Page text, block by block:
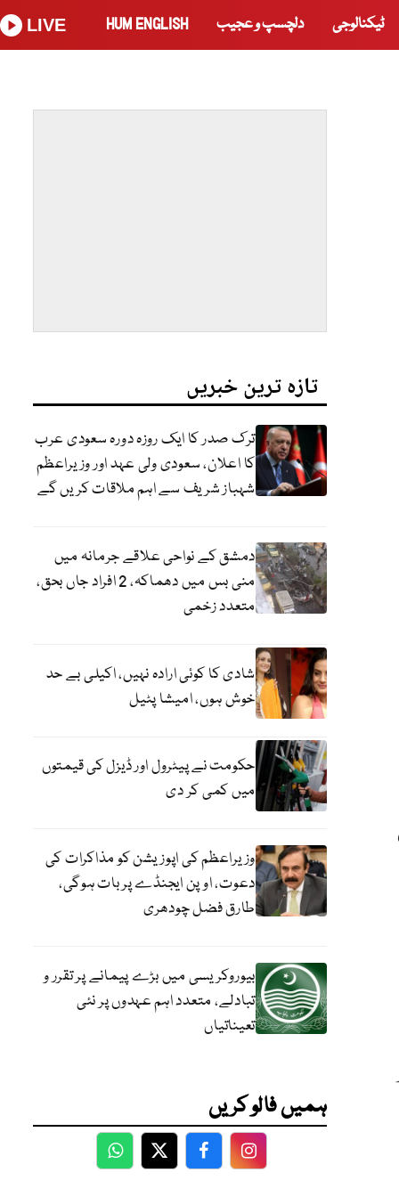
ٹیکنالوجی دلچسپ و عجیب HUM ENGLISH
LIVE
تازہ ترین خبریں
ترک صدر کا ایک روزہ دورہ سعودی عرب
کا اعلان، سعودی ولی عہد اور وزیراعظم
شہباز شریف سے اہم ملاقات کریں گے
دمشق کے نواحی علاقے جرمانہ میں
منی بس میں دھماکہ، 2 افراد جاں بحق،
متعدد زخمی
شادی کا کوئی ارادہ نہیں، اکیلی بے حد
خوش ہوں، امیشا پٹیل
حکومت نے پیٹرول اور ڈیزل کی قیمتوں
میں کمی کر دی
وزیراعظم کی اپوزیشن کو مذاکرات کی
دعوت، اوپن ایجنڈے پر بات ہوگی،
طارق فضل چودھری
بیوروکریسی میں بڑے پیمانے پر تقرر و
تبادلے، متعدد اہم عہدوں پر نئی
تعیناتیاں
ہمیں فالو کریں
WhatsApp
TwitterFacebookFacebook